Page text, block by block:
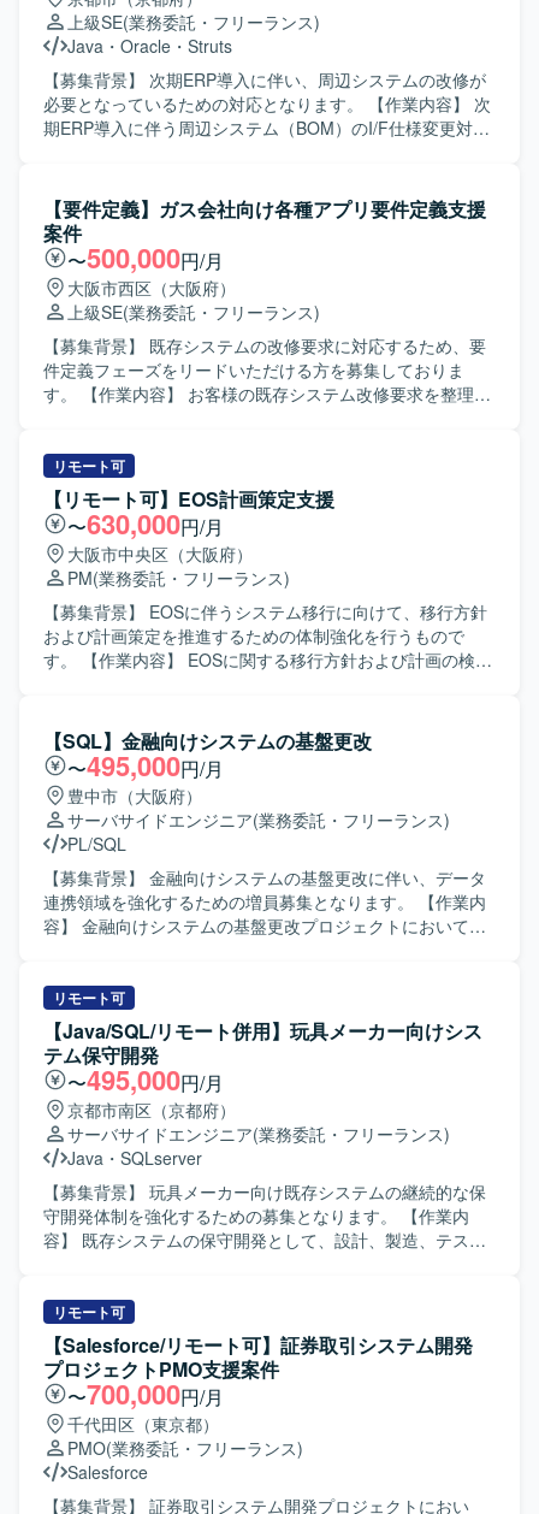
融業界向け暗号資産管理システムの開発に携わることで、
セキュリティや高信頼性が求められる領域での開発経験を
積むことができます。Javaを中心としたバックエンドから
フロントエンドまで幅広い技術スタックに触れられます。
【開発環境】 Java、Spring、Javascript、JSP、React.js、
git、AWS 等を利用した環境です。
上級SE(業務委託・フリーランス)
Java ・ Oracle ・ Struts
【募集背景】 次期ERP導入に伴い、周辺システムの改修が
必要となっているための対応となります。 【作業内容】 次
期ERP導入に伴う周辺システム（BOM）のI/F仕様変更対応
ただきます。要件定義から製造、テストまで一連の工程を
担当していただきます。 【求める人物像】 既存資料やソー
スコードから主体的に調査し、不明点は周囲に質問するな
ど自ら進んで確認ができる方を求めています。コミュニケ
ーションを円滑に行いながら業務を遂行できる方を歓迎い
たします。 【ポジションの魅力】 ERP導入に伴う周辺シス
テム改修に上流工程から関わることができ、要件定義から
テストまで一貫して携わることで、業務理解とシステム全
体の構造理解を深められます。BOMやERP連携の知見を高
【要件定義】ガス会社向け各種アプリ要件定義支援
案件
〜500,000円/月
大阪市西区（大阪府）
上級SE(業務委託・フリーランス)
【募集背景】 既存システムの改修要求に対応するため、要
件定義フェーズをリードいただける方を募集しておりま
す。 【作業内容】 お客様の既存システム改修要求を整理
上流工程に関わる各種調整・ドキュメント作成もご担当い
ただきます。 【求める人物像】 率先してお客様やメンバー
とコミュニケーションを取りながら業務推進ができる方を
求めております。既存資料やソースから主体的に情報を収
集し、不明点は周囲に質問しながら自ら進んで確認できる
方にマッチするポジションです。 【ポジションの魅力】 複
数のアプリケーションに関する要件定義および基本設計に
関与でき、上流工程のスキルを幅広く磨いていただけま
す。お客様折衝や見積対応など、プロジェクト全体を見通
やソースコードを参照しながら業務を進めていただきま
す。
リモート可
【リモート可】EOS計画策定支援
〜630,000円/月
大阪市中央区（大阪府）
PM(業務委託・フリーランス)
【募集背景】 EOSに伴うシステム移行に向けて、移行方針
および計画策定を推進するための体制強化を行うもので
す。 【作業内容】 EOSに関する移行方針および計画の検討
び体制の検討を行います。また、各種検討結果をとりまと
めた資料作成および顧客への説明を担当していただきま
す。 【求める人物像】 関係者と円滑にコミュニケーション
を取りながら、課題を整理し主体的に提案していける方を
求めています。複数システムが関わるプロジェクトにおい
て、全体を俯瞰しながら計画立案や調整を進められる方が
望ましいです。 【ポジションの魅力】 大規模システムの
EOS対応における計画策定フェーズから参画いただくた
め、上流工程での企画・計画立案スキルを高めることがで
す。 【開発環境】 対象となる各種WEB系システム群を前提
とした計画策定業務となります。個別の技術要素はプロジ
ェクト内標準に準拠して進めていただきます。
【SQL】金融向けシステムの基盤更改
〜495,000円/月
豊中市（大阪府）
サーバサイドエンジニア(業務委託・フリーランス)
PL/SQL
【募集背景】 金融向けシステムの基盤更改に伴い、データ
連携領域を強化するための増員募集となります。 【作業内
容】 金融向けシステムの基盤更改プロジェクトにおいて、
既存処理の改善および検証などを行っていただきます。
【求める人物像】 データ連携やバッチ処理に主体的に取り
組み、関係者とのコミュニケーションを取りながら粘り強
く業務を進めていただける方を求めています。 【ポジショ
ンの魅力】 金融系システムの基盤更改に携わることで、大
規模なデータ連携処理の設計・開発経験を積むことがで
き、SQLおよびETLツールのスキルを高めていただけます。
【開発環境】 SQLおよびETLツール（Data Stage、
DataSpider）を用いたデータ連携・バッチ処理の開発環境
となります。
リモート可
【Java/SQL/リモート併用】玩具メーカー向けシス
テム保守開発
〜495,000円/月
京都市南区（京都府）
サーバサイドエンジニア(業務委託・フリーランス)
Java ・ SQLserver
【募集背景】 玩具メーカー向け既存システムの継続的な保
守開発体制を強化するための募集となります。 【作業内
容】 既存システムの保守開発として、設計、製造、テス
ただきます。 【求める人物像】 既存システムの仕様をキャ
ッチアップしながら主体的に手を動かして対応いただける
方を求めております。関係者と円滑にコミュニケーション
を取りながら、長期的に安定して取り組んでいただける方
が望ましいです。 【ポジションの魅力】 長期を前提とした
保守開発案件のため、ドメイン知識やシステム構造を深く
理解しながら着実にスキルを高めていただけます。設計か
ら保守まで幅広い工程に携わることで、上流から下流まで
一貫した経験を積むことができます。 【開発環境】 Javaお
リモート可
【Salesforce/リモート可】証券取引システム開発
プロジェクトPMO支援案件
〜700,000円/月
千代田区（東京都）
PMO(業務委託・フリーランス)
Salesforce
【募集背景】 証券取引システム開発プロジェクトにおい